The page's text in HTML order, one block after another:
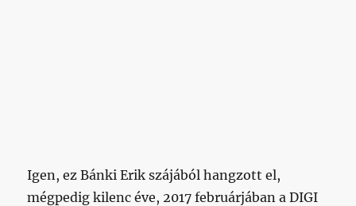
Igen, ez Bánki Erik szájából hangzott el,
mégpedig kilenc éve, 2017 februárjában a DIGI